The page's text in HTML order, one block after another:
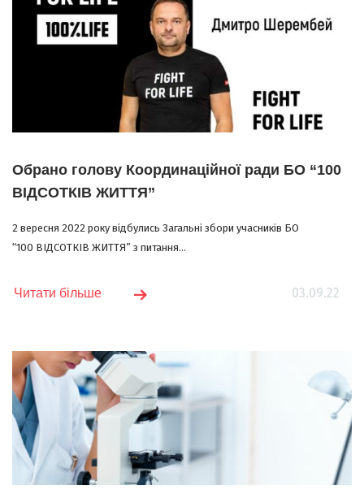
Обрано голову Координаційної ради БО “100
ВІДСОТКІВ ЖИТТЯ”
2 вересня 2022 року відбулись Загальні збори учасників БО
“100 ВІДСОТКІВ ЖИТТЯ” з питання...
03.09.22
Читати більше